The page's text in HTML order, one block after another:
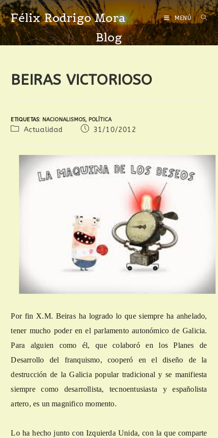
Félix Rodrigo Mora MENÚ
Blog
BEIRAS VICTORIOSO
ETIQUETAS: NACIONALISMOS, POLÍTICA
Actualidad 31/10/2012
Por fin X.M. Beiras ha logrado lo que siempre ha anhelado,
tener mucho poder en el parlamento autonómico de Galicia.
Para alguien como él, que colaboró en los Planes de
Desarrollo del franquismo, cooperó en el diseño de la
destrucción de la Galicia popular tradicional y se manifiesta
siempre como desarrollista, tecnoentusiasta y españolista
artero, es un magnifico momento.
Lo ha hecho junto con Izquierda Unida, con la que comparte